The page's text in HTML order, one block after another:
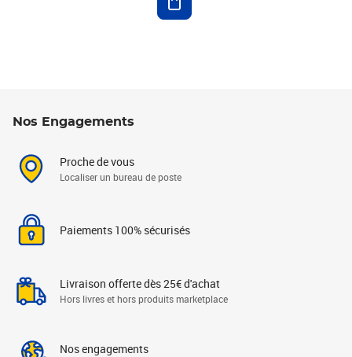
Nos Engagements
Proche de vous
Localiser un bureau de poste
Paiements 100% sécurisés
Livraison offerte dès 25€ d'achat
Hors livres et hors produits marketplace
Nos engagements